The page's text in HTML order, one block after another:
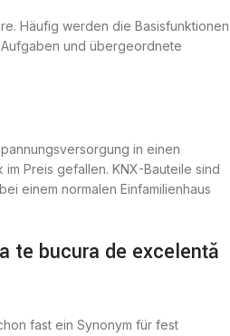
Häufig werden die Basisfunktionen
und übergeordnete
in einen
Preis gefallen. KNX-Bauteile sind
einem normalen Einfamilienhaus
te bucura de excelență
fast ein Synonym für fest